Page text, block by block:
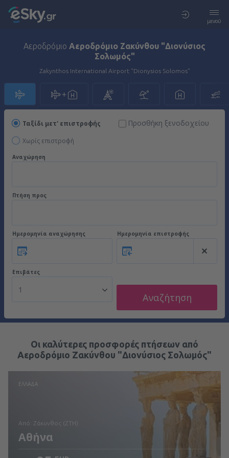
μενού
Αεροδρόμιο Αεροδρόμιο Ζακύνθου "Διονύσιος
Σολωμός"
Zakynthos International Airport "Dionysios Solomos"
Ταξίδι μετ' επιστροφής
Χωρίς επιστροφή
Προσθήκη ξενοδοχείου
Αναχώρηση
Πτήση προς
Ημερομηνία αναχώρησης Ημερομηνία επιστροφής
Επιβάτες
1
Αναζήτηση
Οι καλύτερες προσφορές πτήσεων από
Αεροδρόμιο Ζακύνθου "Διονύσιος Σολωμός"
ΕΛΛΆΔΑ
από: Ζάκυνθος (ZTH)
Αθήνα